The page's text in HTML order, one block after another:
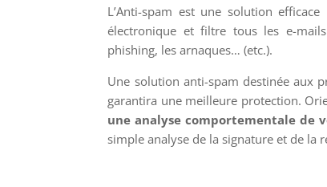
L’Anti-spam est une solution
électronique et filtre tous les e-
phishing, les arnaques… (etc.).
Une solution anti-spam destinée aux
garantira une meilleure protection.
une analyse comportementale de
simple analyse de la signature et de la